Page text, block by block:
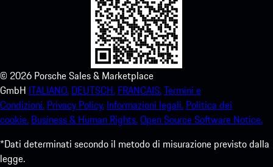
© 2026 Porsche Sales & Marketplace
GmbH ITALIANO. DEUTSCH. FRANCAIS.Termini e
Condizioni. Privacy Policy. Informazioni legali. Politica dei
cookie. Business & Human Rights.Open Source Software Notice.
*Dati determinati secondo il metodo di misurazione previsto dalla
legge.